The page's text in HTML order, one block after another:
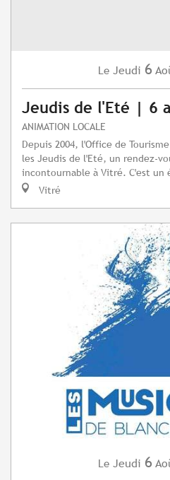
Le Jeudi 6
Jeudis de l'Eté | 6
ANIMATION LOCALE
Depuis 2004, l'Office de
les Jeudis de l'Eté, un rendez-
incontournable à Vitré. C'est un
Vitré
Le Jeudi 6